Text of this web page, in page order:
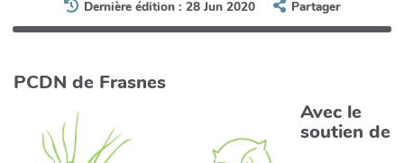
Dernière édition : 28 Jun 2020 Partager
PCDN de Frasnes
Avec le
soutien de